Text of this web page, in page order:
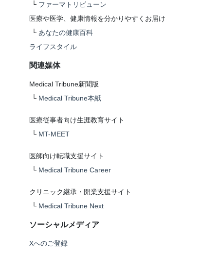
└ ファーマトリビューン
医療や医学、健康情報を分かりやすくお届け
└ あなたの健康百科
ライフスタイル
関連媒体
Medical Tribune新聞版
└ Medical Tribune本紙
医療従事者向け生涯教育サイト
└ MT-MEET
医師向け転職支援サイト
└ Medical Tribune Career
クリニック継承・開業支援サイト
└ Medical Tribune Next
ソーシャルメディア
Xへのご登録